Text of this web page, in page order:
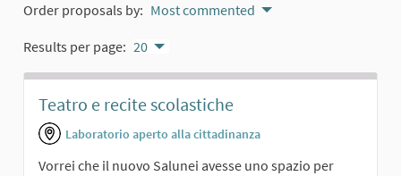
Order proposals by: Most commented
Results per page: 20
Teatro e recite scolastiche
Laboratorio aperto alla cittadinanza
Vorrei che il nuovo Salunei avesse uno spazio per